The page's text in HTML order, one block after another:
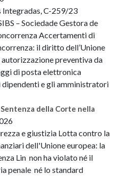
C-259/23
– Sociedade Gestora de
Accertamenti di
il diritto dell’Unione
autorizzazione preventiva da
di posta elettronica
e gli amministratori
della Corte nella
e giustizia Lotta contro la
dell'Unione europea: la
Lin non ha violato né il
penale né lo standard